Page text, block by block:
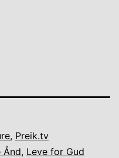
, Preik.tv
Ånd, Leve for Gud